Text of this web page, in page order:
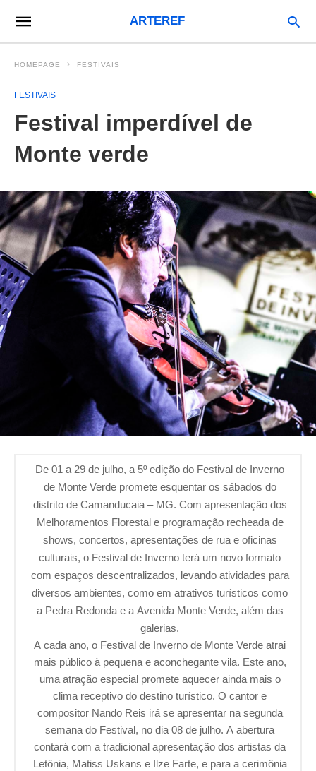
ARTEREF
HOMEPAGE FESTIVAIS
FESTIVAIS
Festival imperdível de
Monte verde
De 01 a 29 de julho, a 5º edição do Festival de Inverno
de Monte Verde promete esquentar os sábados do
distrito de Camanducaia – MG. Com apresentação dos
Melhoramentos Florestal e programação recheada de
shows, concertos, apresentações de rua e oficinas
culturais, o Festival de Inverno terá um novo formato
com espaços descentralizados, levando atividades para
diversos ambientes, como em atrativos turísticos como
a Pedra Redonda e a Avenida Monte Verde, além das
galerias.
A cada ano, o Festival de Inverno de Monte Verde atrai
mais público à pequena e aconchegante vila. Este ano,
uma atração especial promete aquecer ainda mais o
clima receptivo do destino turístico. O cantor e
compositor Nando Reis irá se apresentar na segunda
semana do Festival, no dia 08 de julho. A abertura
contará com a tradicional apresentação dos artistas da
Letônia, Matiss Uskans e Ilze Farte, e para a cerimônia